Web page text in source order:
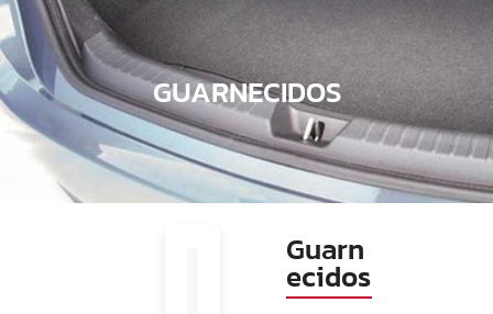
GUARNECIDOS
Guarn
ecidos